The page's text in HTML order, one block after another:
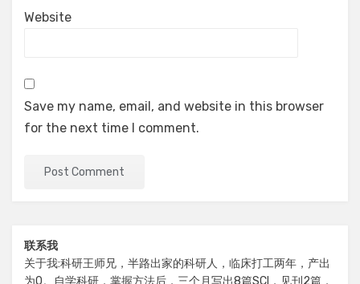
Website
Save my name, email, and website in this browser
for the next time I comment.
联系我
关于我:科研王师兄，半路出家的科研人，临床打工两年，产出
为0。自学科研，掌握方法后，三个月写出8篇SCI，见刊2篇，